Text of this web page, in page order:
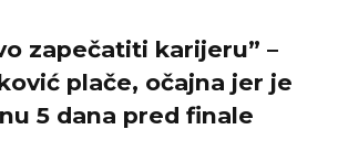
zapečatiti karijeru” –
plače, očajna jer je
5 dana pred finale